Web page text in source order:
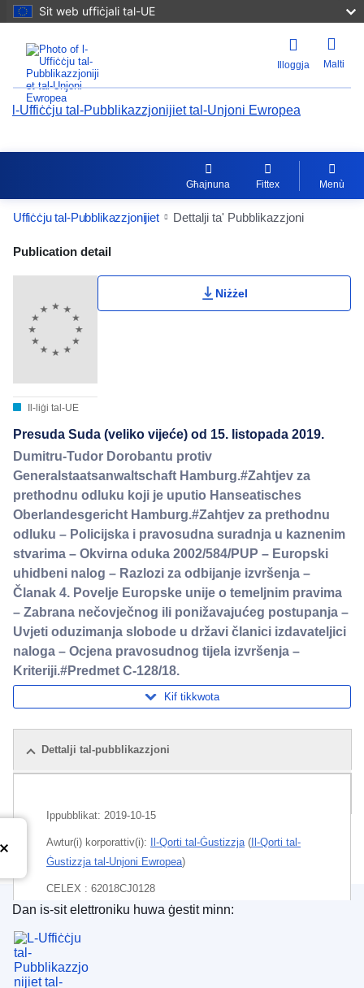
Sit web uffiċjali tal-UE
Illoggja Malti
l-Uffiċċju tal-Pubblikazzjonijiet tal-Unjoni Ewropea
Għajnuna Fittex Menù
Uffiċċju tal-Pubblikazzjonijiet Dettalji ta' Pubblikazzjoni
Publication Detail Actions Portlet
Publication detail
Il-liġi tal-UE
Niżżel
Presuda Suda (veliko vijeće) od 15. listopada 2019.
Dumitru-Tudor Dorobantu protiv
Generalstaatsanwaltschaft Hamburg.#Zahtjev za
prethodnu odluku koji je uputio Hanseatisches
Oberlandesgericht Hamburg.#Zahtjev za prethodnu
odluku – Policijska i pravosudna suradnja u kaznenim
stvarima – Okvirna oduka 2002/584/PUP – Europski
uhidbeni nalog – Razlozi za odbijanje izvršenja –
Članak 4. Povelje Europske unije o temeljnim pravima
– Zabrana nečovječnog ili ponižavajućeg postupanja –
Uvjeti oduzimanja slobode u državi članici izdavateljici
naloga – Ocjena pravosudnog tijela izvršenja –
Kriteriji.#Predmet C-128/18.
Kif tikkwota
Dettalji tal-pubblikazzjoni
Ippubblikat: 2019-10-15
Awtur(i) korporattiv(i): Il-Qorti tal-Ġustizzja ( Il-Qorti tal-
Ġustizzja tal-Unjoni Ewropea)
CELEX : 62018CJ0128
ECLI : ECLI:EU:C:2019:857
L-Uffiċċju tal-Pubblikazzjonijiet tal-Unjoni
Dan is-sit elettroniku huwa ġestit minn: